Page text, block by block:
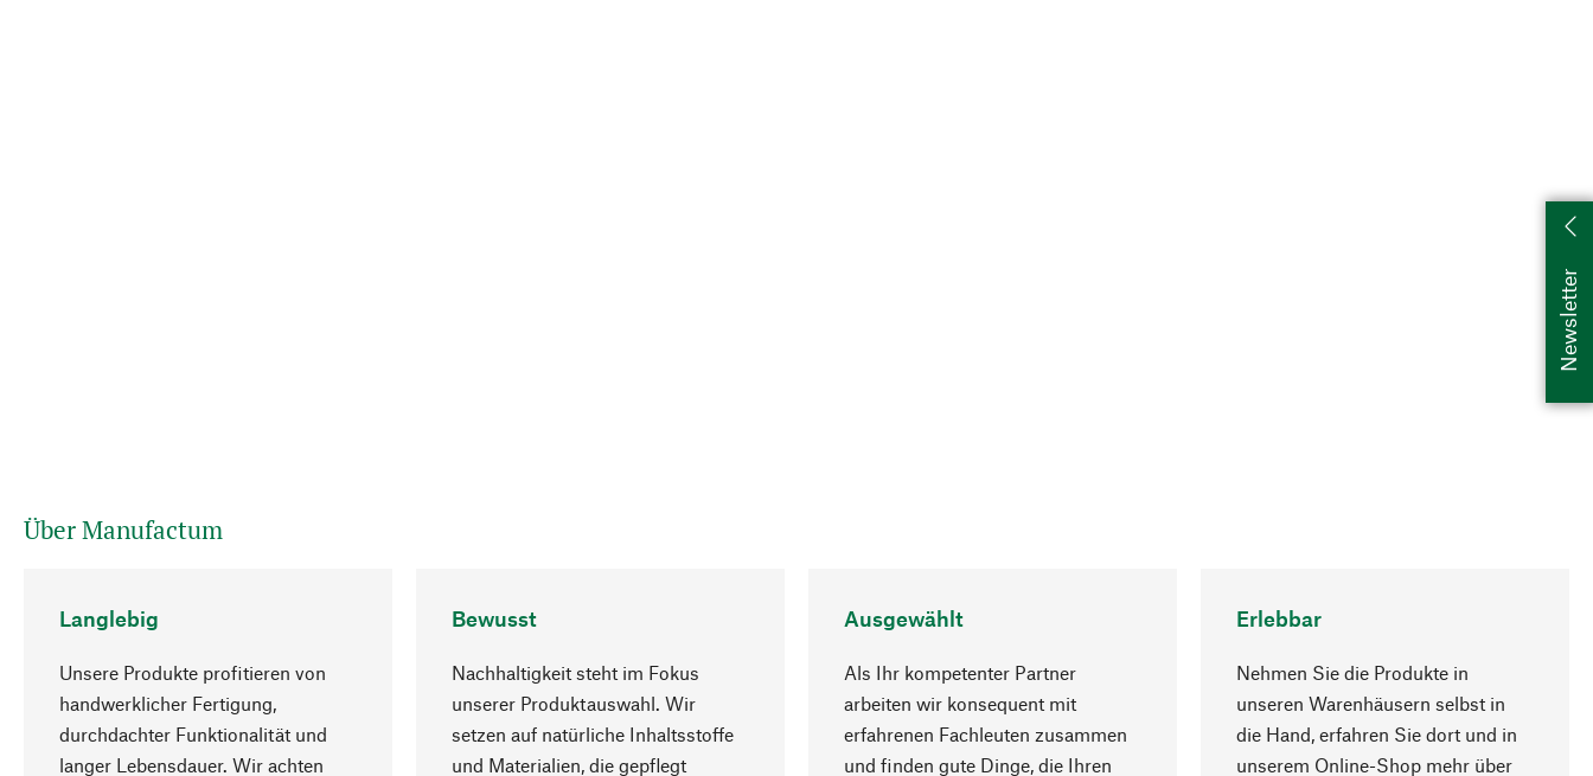
Newsletter
Über Manufactum
Langlebig
Unsere Produkte profitieren von
handwerklicher Fertigung,
durchdachter Funktionalität und
langer Lebensdauer. Wir achten
Bewusst
Nachhaltigkeit steht im Fokus
unserer Produktauswahl. Wir
setzen auf natürliche Inhaltsstoffe
und Materialien, die gepflegt
Ausgewählt
Als Ihr kompetenter Partner
arbeiten wir konsequent mit
erfahrenen Fachleuten zusammen
und finden gute Dinge, die Ihren
Erlebbar
Nehmen Sie die Produkte in
unseren Warenhäusern selbst in
die Hand, erfahren Sie dort und in
unserem Online-Shop mehr über